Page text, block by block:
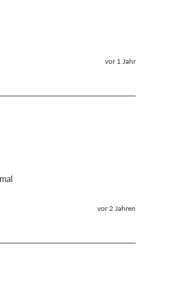
vor 1 Jahr
vor 2 Jahren